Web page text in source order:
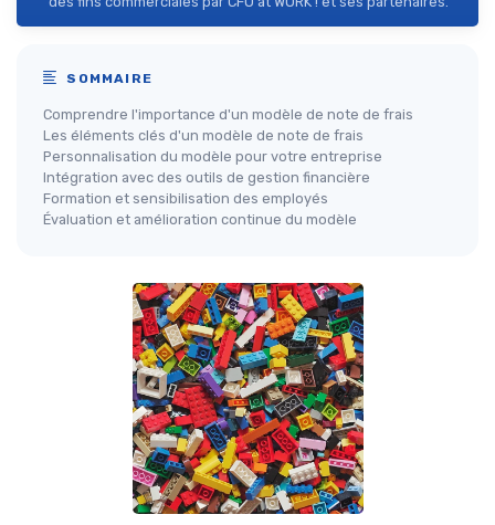
SOMMAIRE
Comprendre l'importance d'un modèle de note de frais
Les éléments clés d'un modèle de note de frais
Personnalisation du modèle pour votre entreprise
Intégration avec des outils de gestion financière
Formation et sensibilisation des employés
Évaluation et amélioration continue du modèle